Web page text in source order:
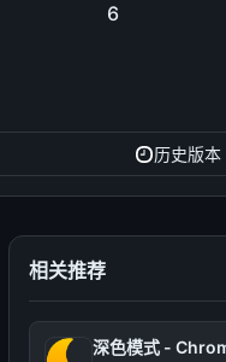
6
历史版本
相关推荐
深色模式 -